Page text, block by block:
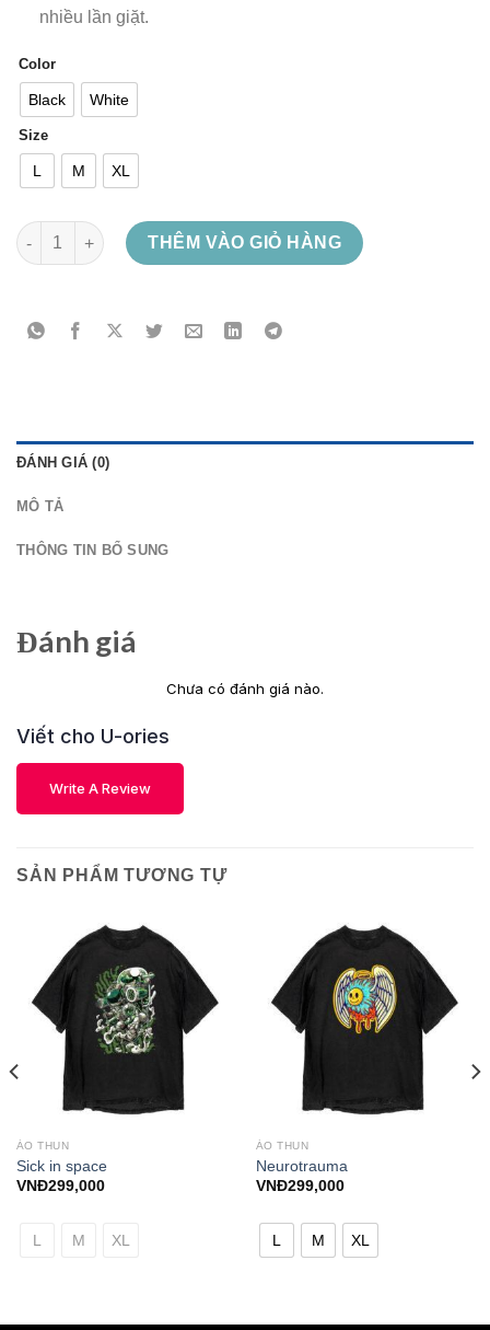
nhiều lần giặt.
Color
Black White
Size
L M XL
Fallen Angel số lượng
THÊM VÀO GIỎ HÀNG
ĐÁNH GIÁ (0)
MÔ TẢ
THÔNG TIN BỔ SUNG
Đánh giá
Chưa có đánh giá nào.
Viết cho U-ories
Write A Review
SẢN PHẨM TƯƠNG TỰ
ÁO THUN
Sick in space
VNĐ299,000
L M XL
ÁO THUN
Neurotrauma
VNĐ299,000
L M XL